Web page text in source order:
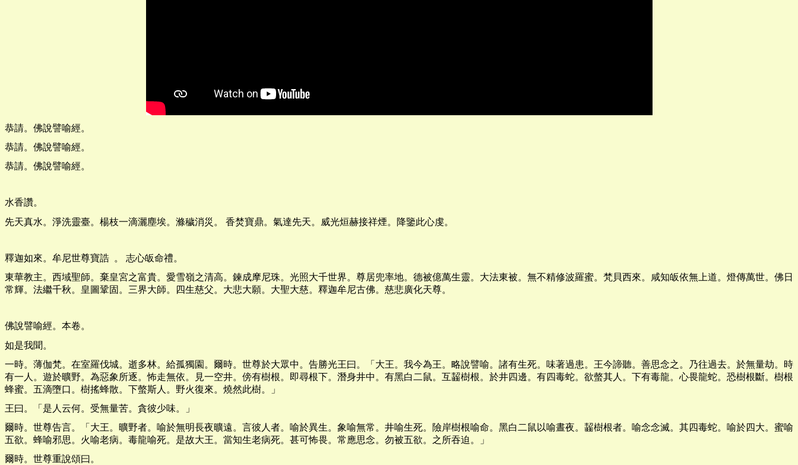
恭請。佛說譬喻經。
恭請。佛說譬喻經。
恭請。佛說譬喻經。
水香讚。
先天真水。淨洗靈臺。楊枝一滴灑塵埃。滌穢消災。 香焚寶鼎。氣達先天。威光烜赫接祥煙。降鑒此心虔。
釋迦如來。牟尼世尊寶誥 。 志心皈命禮。
東華教主。西域聖師。棄皇宮之富貴。愛雪嶺之清高。鍊成摩尼珠。光照大千世界。尊居兜率地。德被億萬生靈。大法東被。無不精修波羅蜜。梵貝西來。咸知皈依無上道。燈傳萬世。佛日
常輝。法繼千秋。皇圖鞏固。三界大師。四生慈父。大悲大願。大聖大慈。釋迦牟尼古佛。慈悲廣化天尊。
佛說譬喻經。本卷。
如是我聞。
一時。薄伽梵。在室羅伐城。逝多林。給孤獨園。爾時。世尊於大眾中。告勝光王曰。「大王。我今為王。略說譬喻。諸有生死。味著過患。王今諦聽。善思念之。乃往過去。於無量劫。時
有一人。遊於曠野。為惡象所逐。怖走無依。見一空井。傍有樹根。即尋根下。潛身井中。有黑白二鼠。互齧樹根。於井四邊。有四毒蛇。欲螫其人。下有毒龍。心畏龍蛇。恐樹根斷。樹根
蜂蜜。五滴墮口。樹搖蜂散。下螫斯人。野火復來。燒然此樹。」
王曰。「是人云何。受無量苦。貪彼少味。」
爾時。世尊告言。「大王。曠野者。喻於無明長夜曠遠。言彼人者。喻於異生。象喻無常。井喻生死。險岸樹根喻命。黑白二鼠以喻晝夜。齧樹根者。喻念念滅。其四毒蛇。喻於四大。蜜喻
五欲。蜂喻邪思。火喻老病。毒龍喻死。是故大王。當知生老病死。甚可怖畏。常應思念。勿被五欲。之所吞迫。」
爾時。世尊重說頌曰。